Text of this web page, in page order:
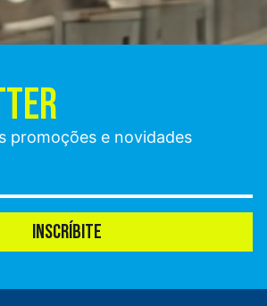
promoções e novidades
INSCRÍBITE